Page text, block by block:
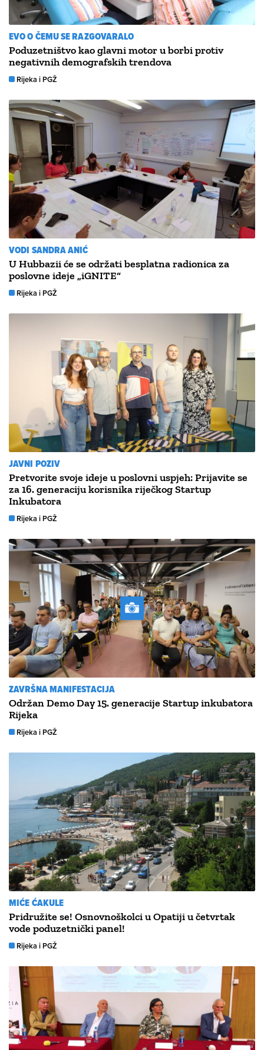
EVO O ČEMU SE RAZGOVARALO
Poduzetništvo kao glavni motor u borbi protiv
negativnih demografskih trendova
Rijeka i PGŽ
VODI SANDRA ANIĆ
U Hubbazii će se održati besplatna radionica za
poslovne ideje „iGNITE“
Rijeka i PGŽ
JAVNI POZIV
Pretvorite svoje ideje u poslovni uspjeh: Prijavite se
za 16. generaciju korisnika riječkog Startup
Inkubatora
Rijeka i PGŽ
ZAVRŠNA MANIFESTACIJA
Održan Demo Day 15. generacije Startup inkubatora
Rijeka
Rijeka i PGŽ
MIĆE ĆAKULE
Pridružite se! Osnovnoškolci u Opatiji u četvrtak
vode poduzetnički panel!
Rijeka i PGŽ